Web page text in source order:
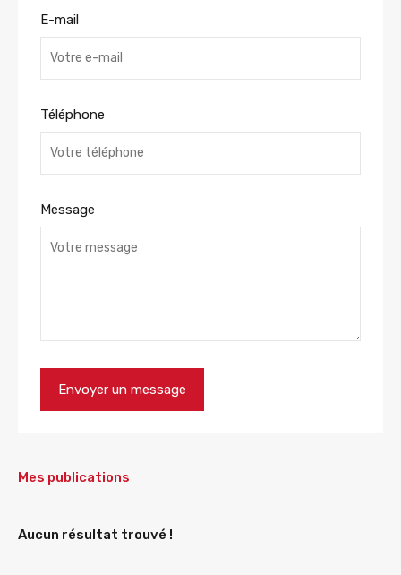
E-mail
Téléphone
Message
Mes publications
Aucun résultat trouvé !